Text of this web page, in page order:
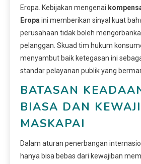
Eropa. Kebijakan mengenai
Eropaini memberikan sinyal kuat
perusahaan tidak boleh
pelanggan. Skuad tim hukum
menyambut baik ketegasan ini
standar pelayanan publik yang
BATASAN
BIASA DAN
MASKAPAI
Dalam aturan penerbangan
hanya bisa bebas dari kewajiban